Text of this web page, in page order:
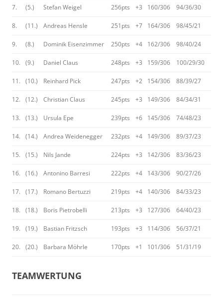
7. (5.) Stefan Weigel 256pts +3 160/306 94/36/30
8. (11.) Andreas Hensle 251pts +7 164/306 98/45/21
9. (8.) Dominik Eisenzimmer 250pts +4 162/306 98/40/24
10. (9.) Daniel Claus 248pts +3 159/306 100/29/30
11. (10.) Reinhard Pick 247pts +2 154/306 88/39/27
12. (12.) Christian Claus 245pts +3 149/306 84/34/31
13. (13.) Ursula Epe 239pts +6 145/306 74/48/23
14. (14.) Andrea Weidenegger 232pts +4 149/306 89/37/23
15. (15.) Nils Jande 224pts +3 142/306 83/36/23
16. (16.) Antonino Barresi 222pts +4 143/306 90/27/26
17. (17.) Romano Bertuzzi 219pts +4 140/306 84/33/23
18. (18.) Boris Pietrobelli 213pts +3 127/306 64/40/23
19. (19.) Bastian Fritzsch 193pts +3 114/306 56/37/21
20. (20.) Barbara Möhrle 170pts +1 101/306 51/31/19
TEAMWERTUNG